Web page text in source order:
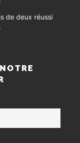
de deux réussi